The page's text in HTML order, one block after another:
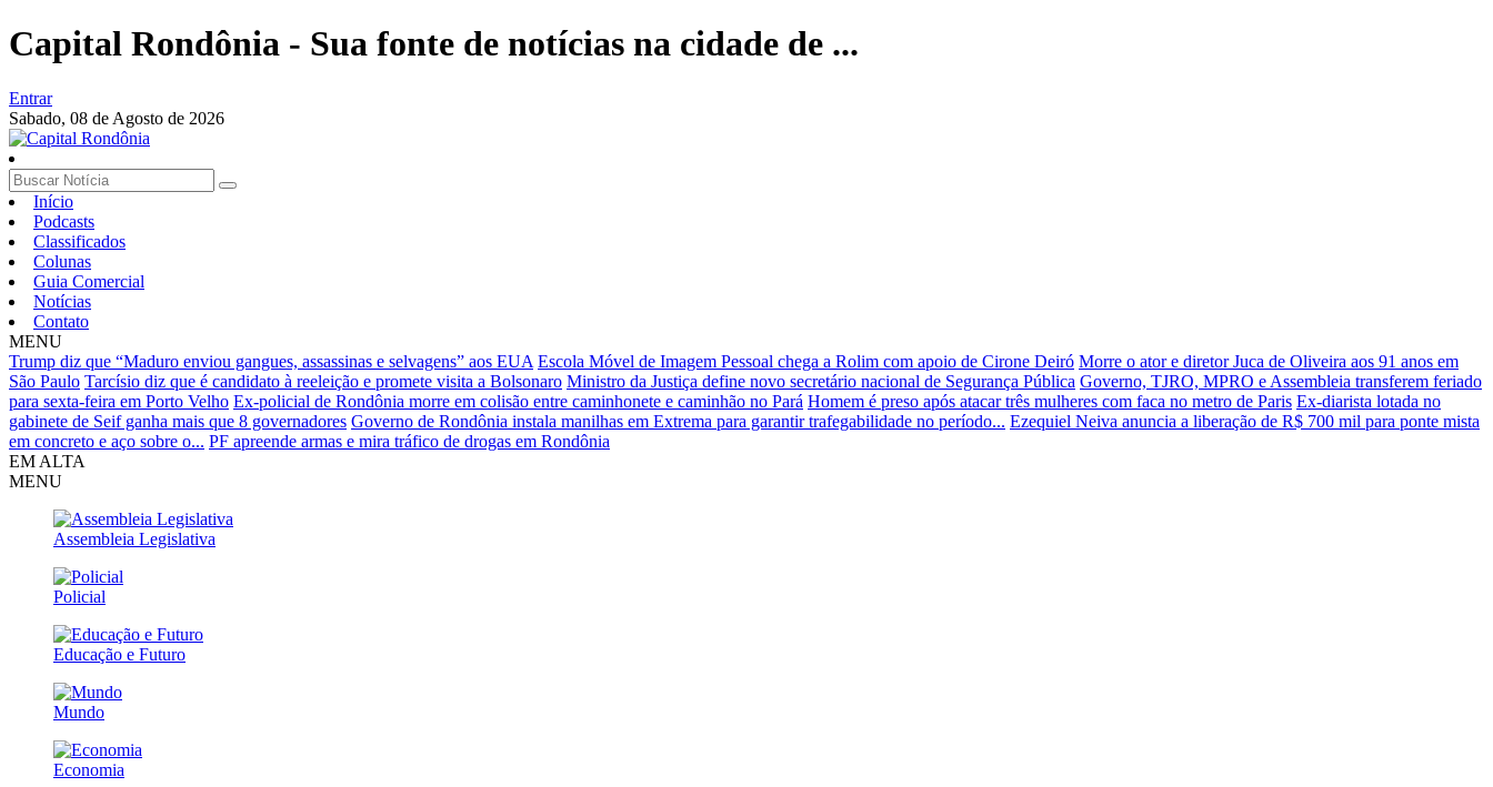
Capital Rondônia - Sua fonte de notícias na cidade de ...
Entrar
Sabado, 08 de Agosto de 2026
Início
Podcasts
Classificados
Colunas
Guia Comercial
Notícias
Contato
MENU
Trump diz que “Maduro enviou gangues, assassinas e selvagens” aos EUA Escola Móvel de Imagem Pessoal chega a Rolim com apoio de Cirone Deiró Morre o ator e diretor Juca de Oliveira aos 91 anos em
São Paulo Tarcísio diz que é candidato à reeleição e promete visita a Bolsonaro Ministro da Justiça define novo secretário nacional de Segurança Pública Governo, TJRO, MPRO e Assembleia transferem feriado
para sexta-feira em Porto Velho Ex-policial de Rondônia morre em colisão entre caminhonete e caminhão no Pará Homem é preso após atacar três mulheres com faca no metro de Paris Ex-diarista lotada no
gabinete de Seif ganha mais que 8 governadores Governo de Rondônia instala manilhas em Extrema para garantir trafegabilidade no período... Ezequiel Neiva anuncia a liberação de R$ 700 mil para ponte mista
em concreto e aço sobre o... PF apreende armas e mira tráfico de drogas em Rondônia
EM ALTA
MENU
Assembleia Legislativa
Policial
Educação e Futuro
Mundo
Economia